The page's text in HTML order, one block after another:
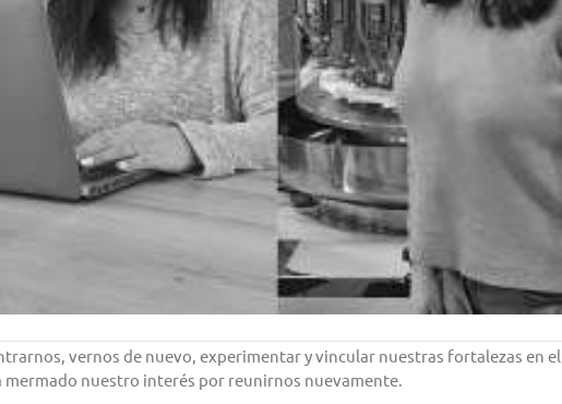
vernos de nuevo, experimentar y vincular nuestras fortalezas en el
nuestro interés por reunirnos nuevamente.